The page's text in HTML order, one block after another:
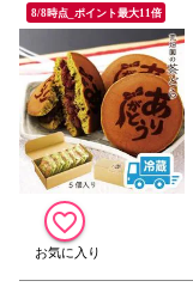
8/8時点_ポイント最大11倍